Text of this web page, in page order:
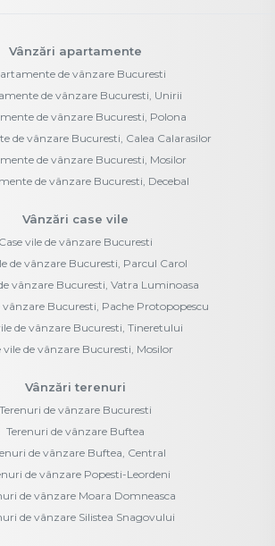
Vânzări apartamente
de vânzare Bucuresti
de vânzare Bucuresti, Unirii
de vânzare Bucuresti, Polona
de vânzare Bucuresti, Calea Calarasilor
de vânzare Bucuresti, Mosilor
de vânzare Bucuresti, Decebal
Vânzări case vile
Case vile de vânzare Bucuresti
de vânzare Bucuresti, Parcul Carol
vânzare Bucuresti, Vatra Luminoasa
vânzare Bucuresti, Pache Protopopescu
de vânzare Bucuresti, Tineretului
vile de vânzare Bucuresti, Mosilor
Vânzări terenuri
Terenuri de vânzare Bucuresti
Terenuri de vânzare Buftea
de vânzare Buftea, Central
de vânzare Popesti-Leordeni
de vânzare Moara Domneasca
de vânzare Silistea Snagovului